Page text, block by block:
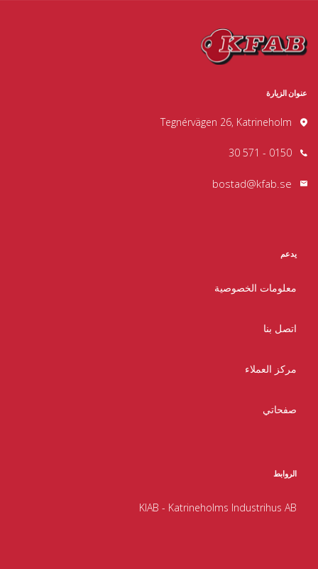
عنوان الزيارة
Tegnérvägen 26, Katrineholm
0150 - 571 30
bostad@kfab.se
يدعم
معلومات الخصوصية
اتصل بنا
مركز العملاء
صفحاتي
الروابط
KIAB - Katrineholms Industrihus AB